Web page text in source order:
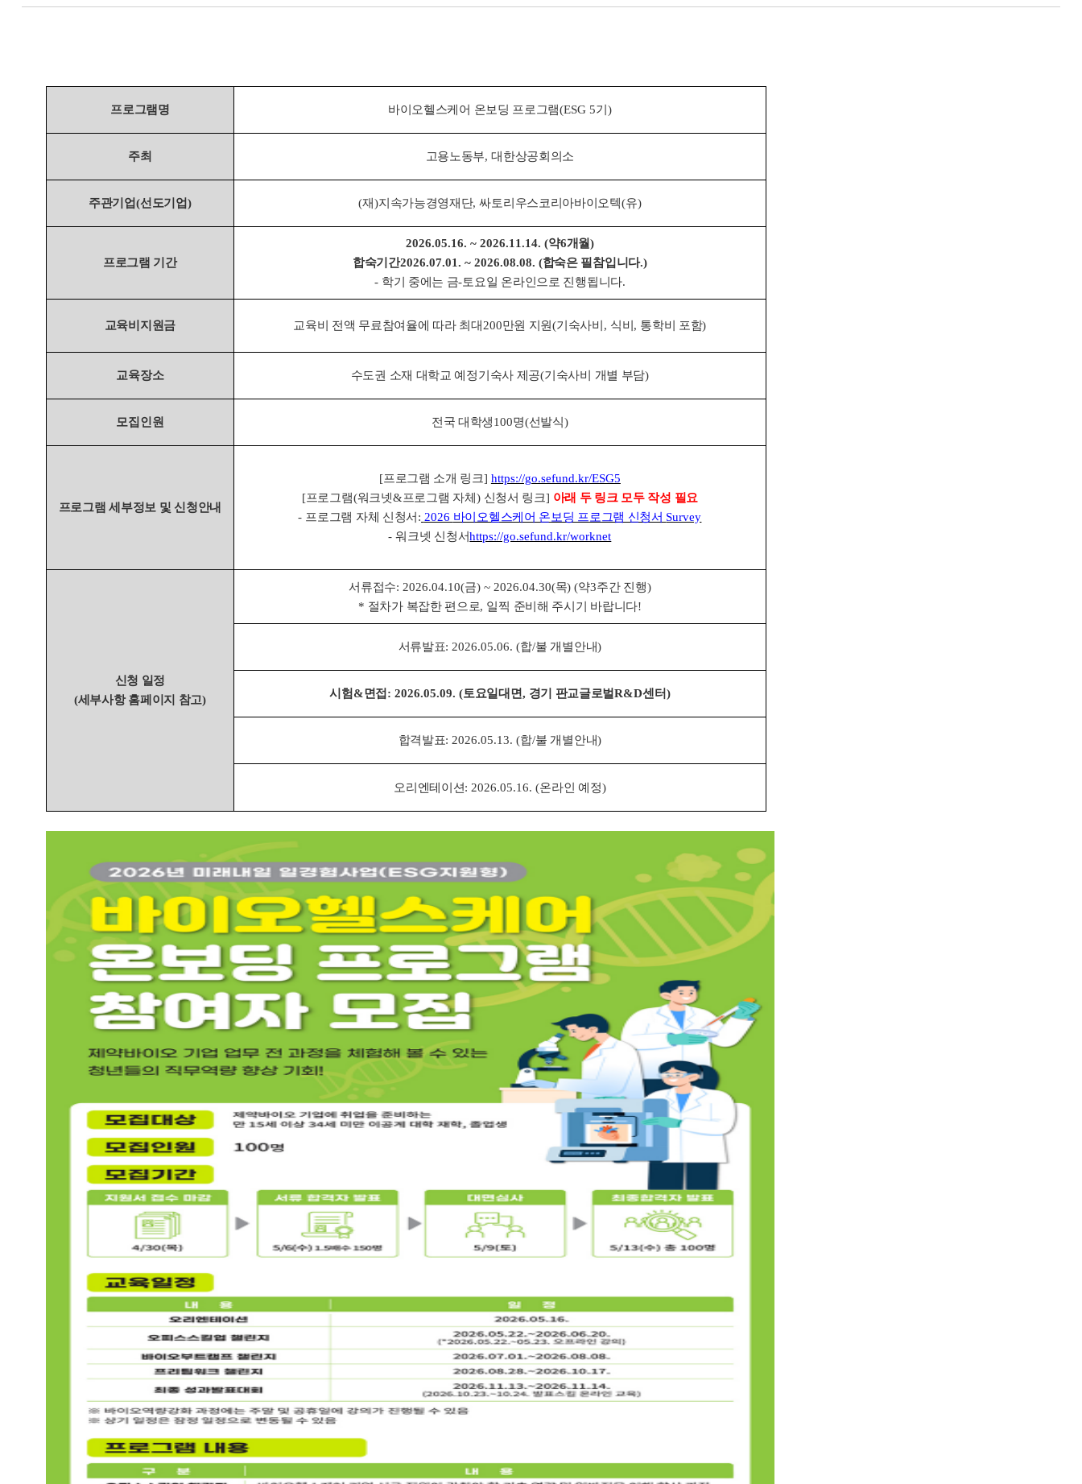
프로그램명 바이오헬스케어 온보딩 프로그램(ESG 5기)
주최 고용노동부,대한상공회의소
주관기업(선도기업) (재)지속가능경영재단,싸토리우스코리아바이오텍(유)
프로그램 기간
2026.05.16. ~ 2026.11.14. (약6개월)
합숙기간2026.07.01. ~ 2026.08.08. (합숙은 필참입니다.)
- 학기 중에는 금-토요일 온라인으로 진행됩니다.
교육비지원금 교육비 전액 무료참여율에 따라 최대200만원 지원(기숙사비, 식비, 통학비 포함)
교육장소 수도권 소재 대학교 예정기숙사 제공(기숙사비 개별 부담)
모집인원 전국 대학생100명(선발식)
프로그램 세부정보 및 신청안내
[프로그램 소개 링크] https://go.sefund.kr/ESG5
[프로그램(워크넷&프로그램 자체) 신청서 링크] 아래 두 링크 모두 작성 필요
- 프로그램 자체 신청서: 2026 바이오헬스케어 온보딩 프로그램 신청서 Survey
-워크넷 신청서https://go.sefund.kr/worknet
신청 일정
(세부사항 홈페이지 참고)
서류접수: 2026.04.10(금) ~ 2026.04.30(목) (약3주간 진행)
* 절차가 복잡한 편으로, 일찍 준비해 주시기 바랍니다!
서류발표: 2026.05.06. (합/불 개별안내)
시험&면접: 2026.05.09. (토요일대면, 경기 판교글로벌R&D센터)
합격발표: 2026.05.13. (합/불 개별안내)
오리엔테이션: 2026.05.16. (온라인 예정)